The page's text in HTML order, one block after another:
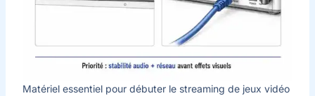
Matériel essentiel pour débuter le streaming de jeux vidéo